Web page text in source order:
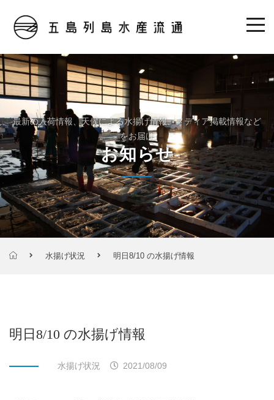
最新の入荷情報、天候による水揚げ情報、メディア掲載情報など
をお届け
お知らせ
水揚げ状況 明日8/10 の水揚げ情報
明日8/10 の水揚げ情報
水揚げ状況 2021/08/09